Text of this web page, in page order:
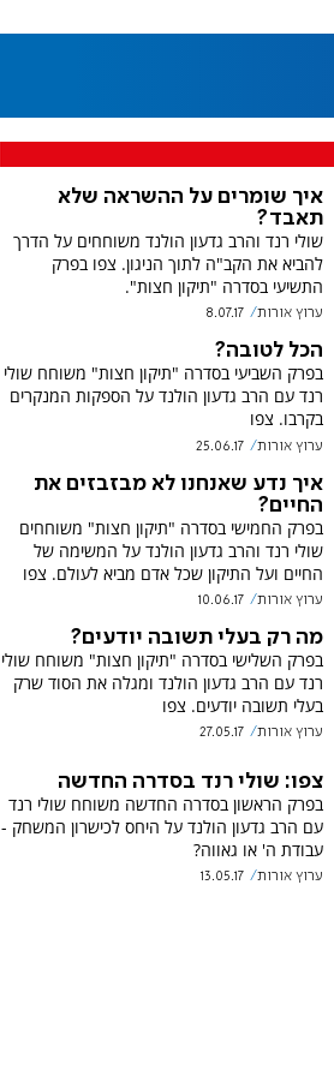
איך שומרים על ההשראה שלא
תאבד?
שולי רנד והרב גדעון הולנד משוחחים על הדרך
להביא את הקב"ה לתוך הניגון. צפו בפרק
התשיעי בסדרה "תיקון חצות".
ערוץ אורות 8.07.17
הכל לטובה?
בפרק השביעי בסדרה "תיקון חצות" משוחח שולי
רנד עם הרב גדעון הולנד על הספקות המנקרים
בקרבו. צפו
ערוץ אורות 25.06.17
איך נדע שאנחנו לא מבזבזים את
החיים?
בפרק החמישי בסדרה "תיקון חצות" משוחחים
שולי רנד והרב גדעון הולנד על המשימה של
החיים ועל התיקון שכל אדם מביא לעולם. צפו
ערוץ אורות 10.06.17
מה רק בעלי תשובה יודעים?
בפרק השלישי בסדרה "תיקון חצות" משוחח שולי
רנד עם הרב גדעון הולנד ומגלה את הסוד שרק
בעלי תשובה יודעים. צפו
ערוץ אורות 27.05.17
צפו: שולי רנד בסדרה החדשה
בפרק הראשון בסדרה החדשה משוחח שולי רנד
עם הרב גדעון הולנד על היחס לכישרון המשחק -
עבודת ה' או גאווה?
ערוץ אורות 13.05.17